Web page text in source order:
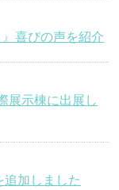
喜びの声を紹介
展示棟に出展し
加しました